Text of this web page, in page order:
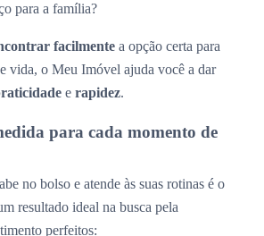
para a família?
facilmente a opção certa para
vida, o Meu Imóvel ajuda você a dar
e rapidez.
para cada momento de
no bolso e atende às suas rotinas é o
resultado ideal na busca pela
perfeitos: